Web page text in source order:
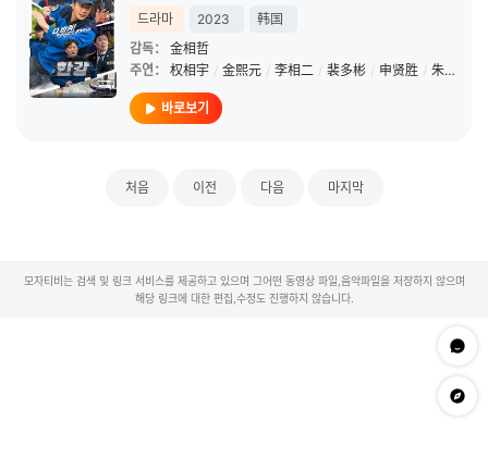
드라마 2023
韩国
감독：
金相哲
주연：
权相宇 / 金熙元 / 李相二 / 裴多彬 / 申贤胜 / 朱镇模
바로보기
처음 이전 다음 마지막
모자티비는 검색 및 링크 서비스를 제공하고 있으며 그어떤 동영상 파일,음악파일을 저장하지 않으며
해당 링크에 대한 편집,수정도 진행하지 않습니다.
문의하
app